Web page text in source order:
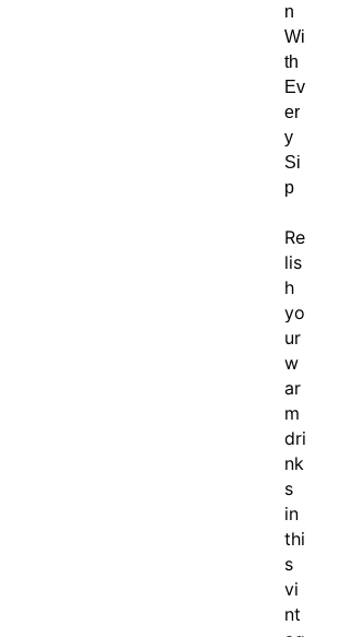
n
Wi
th
Ev
er
y
Si
p
Re
lis
h
yo
ur
w
ar
m
dri
nk
s
in
thi
s
vi
nt